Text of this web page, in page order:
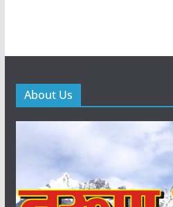
About Us